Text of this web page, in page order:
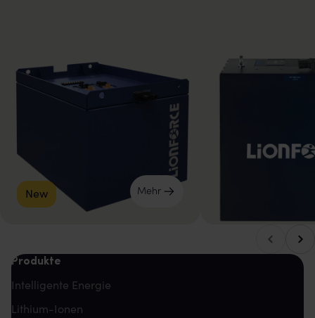
New Mehr
Nach links blättern
Produkte
Intelligente Energie
Lithium-Ionen